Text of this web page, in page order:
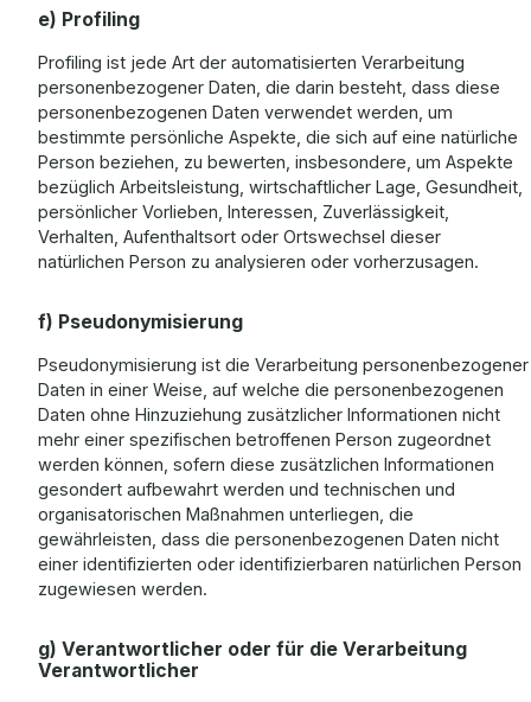
e) Profiling
Profiling ist jede Art der automatisierten Verarbeitung
personenbezogener Daten, die darin besteht, dass diese
personenbezogenen Daten verwendet werden, um
bestimmte persönliche Aspekte, die sich auf eine natürliche
Person beziehen, zu bewerten, insbesondere, um Aspekte
bezüglich Arbeitsleistung, wirtschaftlicher Lage, Gesundheit,
persönlicher Vorlieben, Interessen, Zuverlässigkeit,
Verhalten, Aufenthaltsort oder Ortswechsel dieser
natürlichen Person zu analysieren oder vorherzusagen.
f) Pseudonymisierung
Pseudonymisierung ist die Verarbeitung personenbezogener
Daten in einer Weise, auf welche die personenbezogenen
Daten ohne Hinzuziehung zusätzlicher Informationen nicht
mehr einer spezifischen betroffenen Person zugeordnet
werden können, sofern diese zusätzlichen Informationen
gesondert aufbewahrt werden und technischen und
organisatorischen Maßnahmen unterliegen, die
gewährleisten, dass die personenbezogenen Daten nicht
einer identifizierten oder identifizierbaren natürlichen Person
zugewiesen werden.
g) Verantwortlicher oder für die Verarbeitung
Verantwortlicher